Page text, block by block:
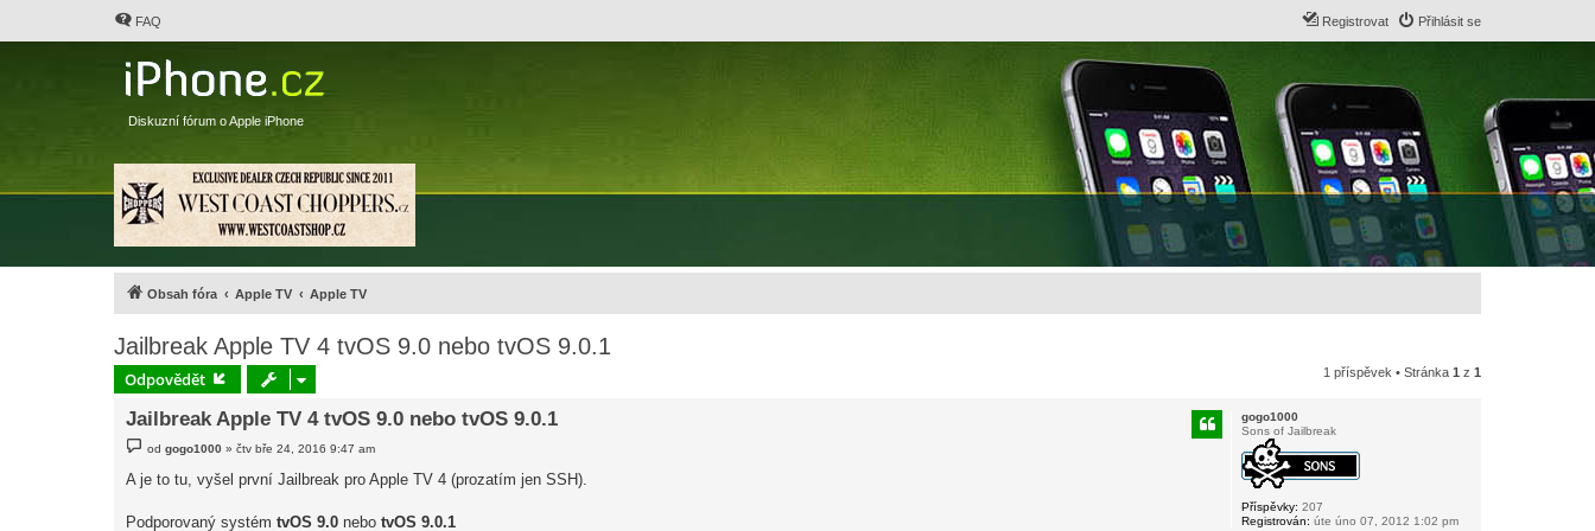
FAQ Přihlásit se
Registrovat
Diskuzní fórum o Apple iPhone
Obsah fóra Apple TV Apple TV
Jailbreak Apple TV 4 tvOS 9.0 nebo tvOS 9.0.1
Odpovědět 1 příspěvek • Stránka 1 z 1
gogo1000
Sons of Jailbreak
Příspěvky: 207
Registrován: úte úno 07, 2012 1:02 pm
Jailbreak Apple TV 4 tvOS 9.0 nebo tvOS 9.0.1
s
v
odgogo1000 »čtv bře 24, 2016 9:47 am
A je to tu, vyšel první Jailbreak pro Apple TV 4 (prozatím jen SSH).
Podporovaný systém tvOS 9.0 nebo tvOS 9.0.1